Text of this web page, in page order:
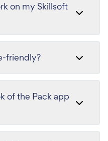
on my Skillsoft
friendly?
of the Pack app